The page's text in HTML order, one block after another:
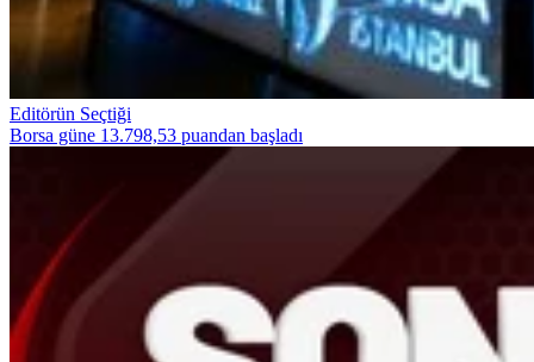
Editörün Seçtiği
Borsa güne 13.798,53 puandan başladı